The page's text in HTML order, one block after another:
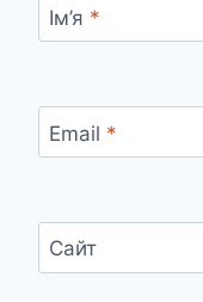
Ім’я *
Email *
Сайт